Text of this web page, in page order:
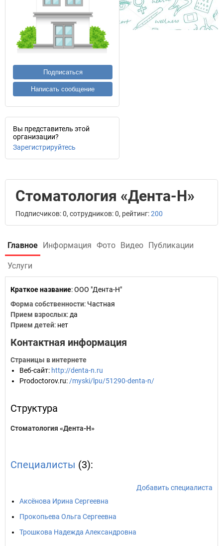
Подписаться
Написать сообщение
Вы представитель этой
организации?
Зарегистрируйтесь
Стоматология «Дента-Н»
Подписчиков: 0, сотрудников: 0, рейтинг:200
Главное Информация Фото Видео Публикации
Услуги
Краткое название:ООО "Дента-Н"
Форма собственности: Частная
Прием взрослых: да
Прием детей: нет
Контактная информация
Страницы в интернете
Веб-сайт: http://denta-n.ru
Prodoctorov.ru: /myski/lpu/51290-denta-n/
Структура
Стоматология «Дента-Н»
Специалисты (3):
Добавить специалиста
Аксёнова Ирина Сергеевна
Прокопьева Ольга Сергеевна
Трошкова Надежда Александровна